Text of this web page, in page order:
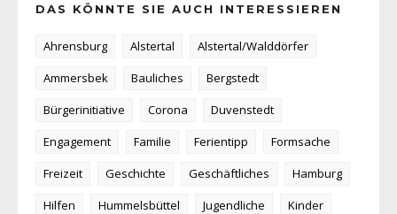
DAS KÖNNTE SIE AUCH INTERESSIEREN
Ahrensburg Alstertal
Alstertal/Walddörfer
Ammersbek
Bauliches
Bergstedt
Bürgerinitiative
Corona
Duvenstedt
Engagement
Familie Ferientipp
Formsache
Freizeit
Geschichte Geschäftliches
Hamburg
Hilfen
Hummelsbüttel Jugendliche
Kinder